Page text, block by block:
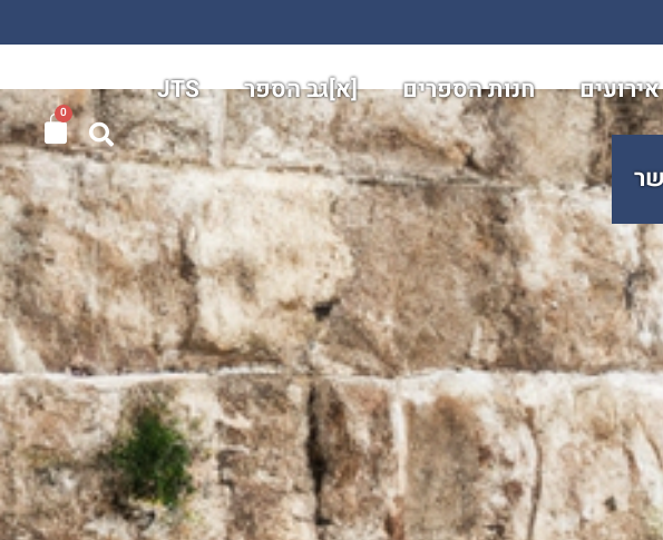
אירועים חנות הספרים [א]גב הספר JTS
0